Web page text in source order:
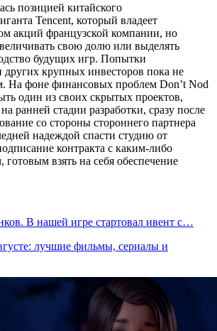
позицией китайского
Tencent, который владеет
акций французской компании, но
свою долю или выделять
будущих игр. Попытки
крупных инвесторов пока не
На фоне финансовых проблем Don’t Nod
один из своих скрытых проектов,
ранней стадии разработки, сразу после
со стороны стороннего партнера
надеждой спасти студию от
контракта с каким-либо
взять на себя обеспечение
В нашей игре стартовал ивент с…
лучшие фильмы, сериалы и